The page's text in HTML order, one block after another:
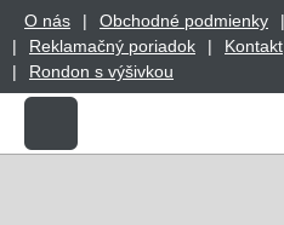
O nás Obchodné podmienky
Reklamačný poriadok
Kontakt
Rondon s výšivkou